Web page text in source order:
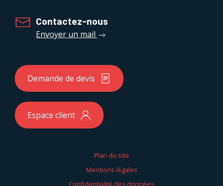
Contactez-nous
Envoyer un mail
Demande de devis
Espace client
Plan du site
Mentions légales
Confidentialité des données